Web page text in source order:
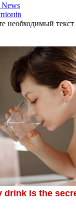
News
необходимый